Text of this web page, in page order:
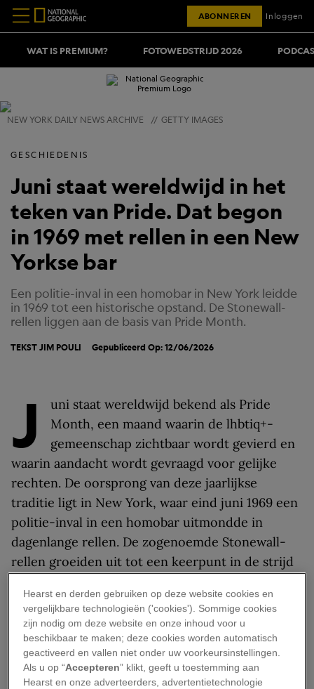
WAT IS PREMIUM? FOTOWEDSTRIJD 2026
ABONNEREN Inloggen
NEW YORK DAILY NEWS ARCHIVE // GETTY IMAGES
GESCHIEDENIS
Juni staat wereldwijd in het
teken van Pride. Dat begon
in 1969 met rellen in een New
Yorkse bar
Een politie-inval in een homobar in New York leidde
in 1969 tot een historische opstand. De Stonewall-
rellen liggen aan de basis van Pride Month.
TEKSTJIM POULI Gepubliceerd Op: 12/06/2026
J
uni staat wereldwijd bekend als Pride
Month, een maand waarin de lhbtiq+-
gemeenschap zichtbaar wordt gevierd en
waarin aandacht wordt gevraagd voor gelijke
rechten. De oorsprong van deze jaarlijkse
traditie ligt in New York, waar eind juni 1969 een
politie-inval in een homobar uitmondde in
dagenlange rellen. De zogenoemde Stonewall-
rellen groeiden uit tot een keerpunt in de strijd
de eerste Pride-optochten.
Een moeilijke tijd voor
lhbtiq+-Amerikanen
Hearst en derden gebruiken op deze website cookies en
vergelijkbare technologieën ('cookies'). Sommige cookies
zijn nodig om deze website en onze inhoud voor u
beschikbaar te maken; deze cookies worden automatisch
geactiveerd en vallen niet onder uw voorkeursinstellingen.
Als u op “Accepteren” klikt, geeft u toestemming aan
Hearst en onze adverteerders, advertentietechnologie